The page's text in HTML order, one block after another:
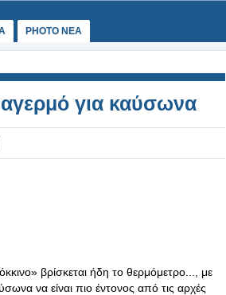
PHOTO NEA
για καύσωνα
βρίσκεται ήδη το θερμόμετρο..., με
να είναι πιο έντονος από τις αρχές